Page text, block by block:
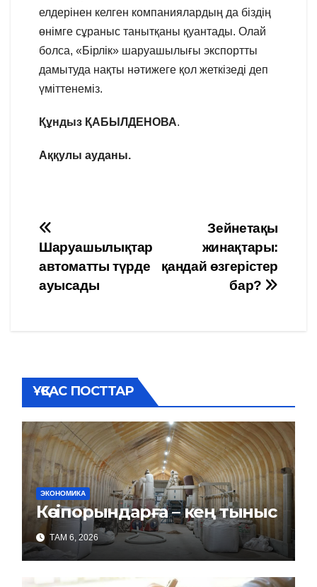
елдерінен келген компаниялардың да біздің
өнімге сұраныс танытқаны қуантады. Олай
болса, «Бірлік» шаруашылығы экспортты
дамытуда нақты нәтижеге қол жеткізеді деп
үміттенеміз.
Құндыз ҚАБЫЛДЕНОВА.
Аққулы ауданы.
Навигация
по
записям
Зейнетақы
жинақтары:
қандай өзгерістер
бар?
Шаруашылықтар
автоматты түрде
ауысады
ҰҚСАС ПОСТТАР
ЭКОНОМИКА
Кәсіпорындарға – кең тыныс
ТАМ 6, 2026